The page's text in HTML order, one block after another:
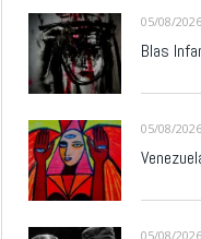
05/08/2026
Blas
05/08/2026
05/08/2026